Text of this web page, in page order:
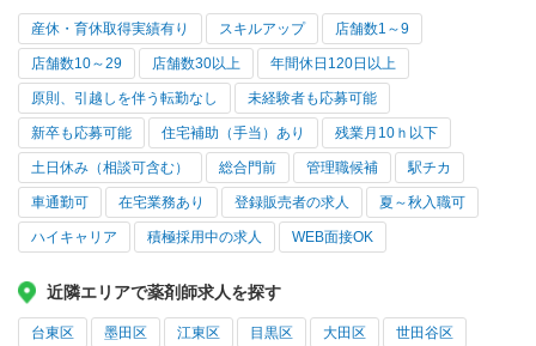
産休・育休取得実績有り スキルアップ 店舗数1～9
店舗数10～29 店舗数30以上 年間休日120日以上
原則、引越しを伴う転勤なし 未経験者も応募可能
新卒も応募可能 住宅補助（手当）あり 残業月10ｈ以下
土日休み（相談可含む） 総合門前 管理職候補 駅チカ
車通勤可 在宅業務あり 登録販売者の求人 夏～秋入職可
ハイキャリア 積極採用中の求人 WEB面接OK
近隣エリアで薬剤師求人を探す
台東区 墨田区 江東区 目黒区 大田区 世田谷区